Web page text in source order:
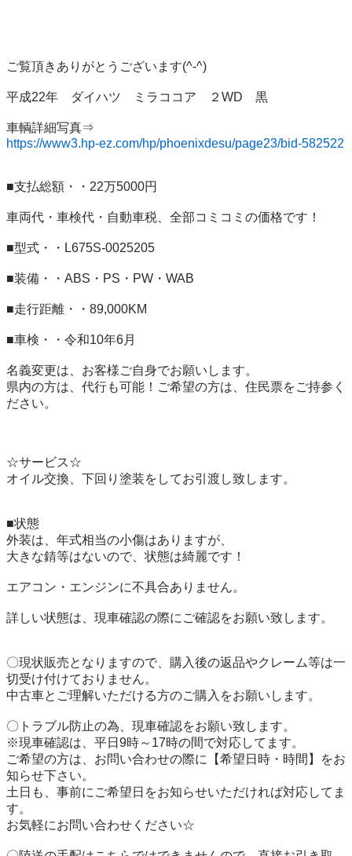
ご覧頂きありがとうございます(^-^)
平成22年　ダイハツ　ミラココア　２WD　黒
https://www3.hp-ez.com/hp/phoenixdesu/page23/bid-582522
■支払総額・・22万5000円
車両代・車検代・自動車税、全部コミコミの価格です！
■型式・・L675S-0025205
■装備・・ABS・PS・PW・WAB
■走行距離・・89,000KM
■車検・・令和10年6月
名義変更は、お客様ご自身でお願いします。
県内の方は、代行も可能！ご希望の方は、住民票をご持参く
ださい。
☆サービス☆
オイル交換、下回り塗装をしてお引渡し致します。
■状態
外装は、年式相当の小傷はありますが、
大きな錆等はないので、状態は綺麗です！
エアコン・エンジンに不具合ありません。
詳しい状態は、現車確認の際にご確認をお願い致します。
〇現状販売となりますので、購入後の返品やクレーム等は一
切受け付けておりません。
中古車とご理解いただける方のご購入をお願いします。
〇トラブル防止の為、現車確認をお願い致します。
※現車確認は、平日9時～17時の間で対応してます。
ご希望の方は、お問い合わせの際に【希望日時・時間】をお
知らせ下さい。
土日も、事前にご希望日をお知らせいただければ対応してま
す。
お気軽にお問い合わせください☆